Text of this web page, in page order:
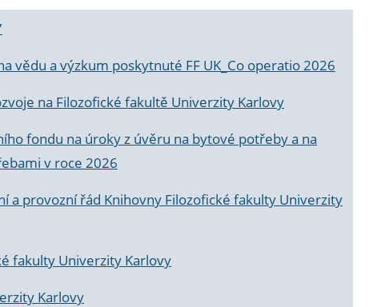
vědu a výzkum poskytnuté FF UK_Co operatio 2026
na Filozofické fakultě Univerzity Karlovy
fondu na úroky z úvěru na bytové potřeby a na
v roce 2026
a provozní řád Knihovny Filozofické fakulty Univerzity
fakulty Univerzity Karlovy
Karlovy